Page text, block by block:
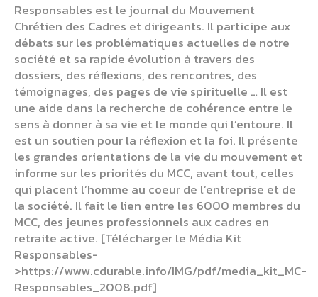
Responsables est le journal du Mouvement
Chrétien des Cadres et dirigeants. Il participe aux
débats sur les problématiques actuelles de notre
société et sa rapide évolution à travers des
dossiers, des réflexions, des rencontres, des
témoignages, des pages de vie spirituelle … Il est
une aide dans la recherche de cohérence entre le
sens à donner à sa vie et le monde qui l’entoure. Il
est un soutien pour la réflexion et la foi. Il présente
les grandes orientations de la vie du mouvement et
informe sur les priorités du MCC, avant tout, celles
qui placent l’homme au coeur de l’entreprise et de
la société. Il fait le lien entre les 6000 membres du
MCC, des jeunes professionnels aux cadres en
retraite active. [Télécharger le Média Kit
Responsables-
>https://www.cdurable.info/IMG/pdf/media_kit_MC-
Responsables_2008.pdf]